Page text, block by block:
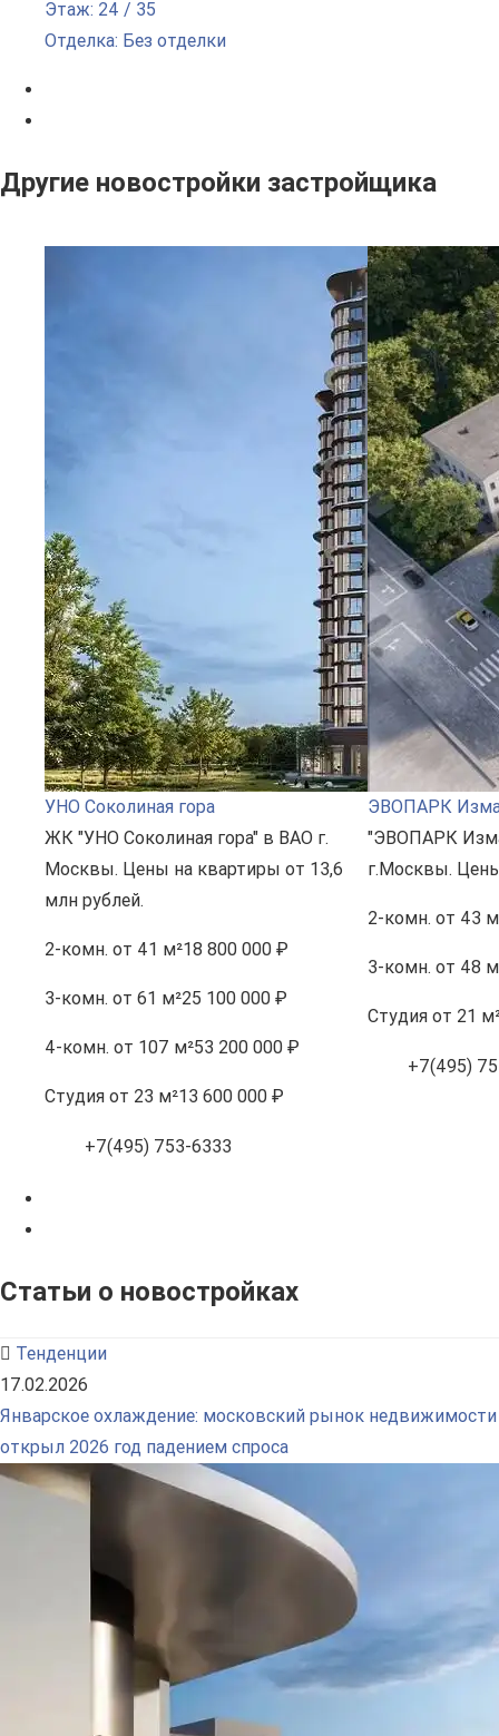
Этаж: 24 / 35
Отделка: Без отделки
Другие новостройки застройщика
УНО Соколиная гора
ЖК "УНО Соколиная гора" в ВАО г.
Москвы. Цены на квартиры от 13,6
млн рублей.
2-комн. от 41 м²18 800 000 ₽
3-комн. от 61 м²25 100 000 ₽
4-комн. от 107 м²53 200 000 ₽
Студия от 23 м²13 600 000 ₽
+7(495) 753-6333
ЭВОПАРК
"ЭВОПАРК
г.Москвы.
2-комн. от 43
3-комн. от 48
Студия от 21
+7(495)
Статьи о новостройках
Тенденции
17.02.2026
Январское охлаждение: московский рынок недвижимости
открыл 2026 год падением спроса